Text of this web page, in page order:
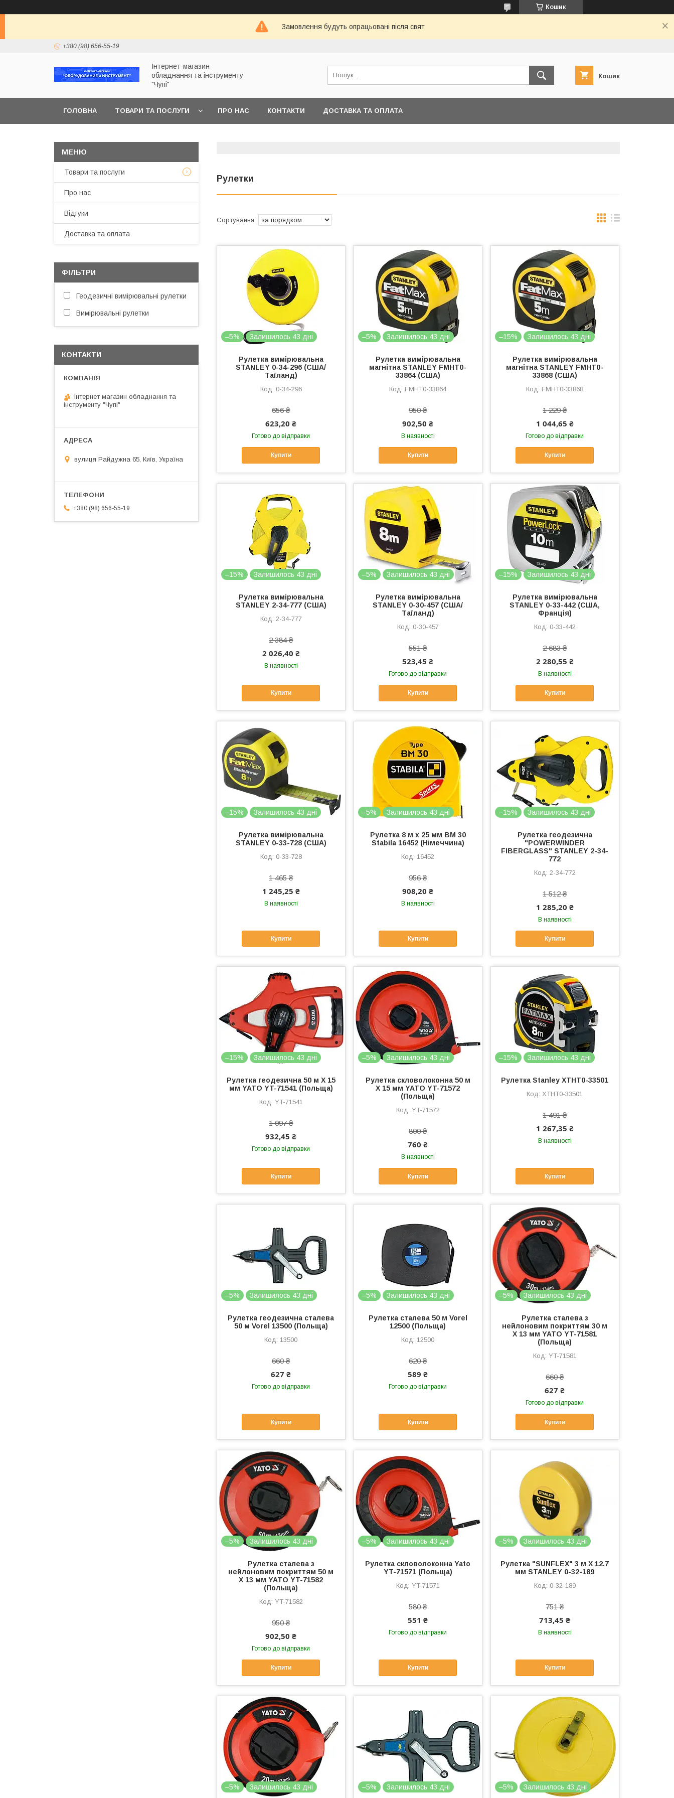
Кошик
Замовлення будуть опрацьовані після свят
+380 (98) 656-55-19
Інтернет-магазин
обладнання та інструменту
"Чупі"
Кошик
ГОЛОВНА ТОВАРИ ТА ПОСЛУГИ ПРО НАС КОНТАКТИ ДОСТАВКА ТА ОПЛАТА
Рулетки
–5% Залишилось 43 дні
Рулетка вимірювальна
STANLEY 0-34-296 (США/
Таїланд)
0-34-296
656 ₴
623,20 ₴
Готово до відправки
Купити
–5% Залишилось 43 дні
Рулетка вимірювальна
магнітна STANLEY FMHT0-
33864 (США)
FMHT0-33864
950 ₴
902,50 ₴
В наявності
Купити
–15% Залишилось 43 дні
Рулетка вимірювальна
магнітна STANLEY FMHT0-
33868 (США)
FMHT0-33868
1 229 ₴
1 044,65 ₴
Готово до відправки
Купити
–15% Залишилось 43 дні
Рулетка вимірювальна
STANLEY 2-34-777 (США)
2-34-777
2 384 ₴
2 026,40 ₴
В наявності
Купити
–5% Залишилось 43 дні
Рулетка вимірювальна
STANLEY 0-30-457 (США/
Таїланд)
0-30-457
551 ₴
523,45 ₴
Готово до відправки
Купити
–15% Залишилось 43 дні
Рулетка вимірювальна
STANLEY 0-33-442 (США,
Франція)
0-33-442
2 683 ₴
2 280,55 ₴
В наявності
Купити
–15% Залишилось 43 дні
Рулетка вимірювальна
STANLEY 0-33-728 (США)
0-33-728
1 465 ₴
1 245,25 ₴
В наявності
Купити
–5% Залишилось 43 дні
Рулетка 8 м х 25 мм BM 30
Stabila 16452 (Німеччина)
16452
956 ₴
908,20 ₴
В наявності
Купити
–15% Залишилось 43 дні
Рулетка геодезична
"POWERWINDER
FIBERGLASS" STANLEY 2-34-
772
2-34-772
1 512 ₴
1 285,20 ₴
В наявності
Купити
–15% Залишилось 43 дні
Рулетка геодезична 50 м Х 15
мм YATO YT-71541 (Польща)
YT-71541
1 097 ₴
932,45 ₴
Готово до відправки
Купити
–5% Залишилось 43 дні
Рулетка скловолоконна 50 м
Х 15 мм YATO YT-71572
(Польща)
YT-71572
800 ₴
760 ₴
В наявності
Купити
–15% Залишилось 43 дні
Рулетка Stanley XTHT0-33501
XTHT0-33501
1 491 ₴
1 267,35 ₴
В наявності
Купити
–5% Залишилось 43 дні
Рулетка геодезична сталева
50 м Vorel 13500 (Польща)
13500
660 ₴
627 ₴
Готово до відправки
Купити
–5% Залишилось 43 дні
Рулетка сталева 50 м Vorel
12500 (Польща)
12500
620 ₴
589 ₴
Готово до відправки
Купити
–5% Залишилось 43 дні
Рулетка сталева з
нейлоновим покриттям 30 м
Х 13 мм YATO YT-71581
(Польща)
YT-71581
660 ₴
627 ₴
Готово до відправки
Купити
–5% Залишилось 43 дні
Рулетка сталева з
нейлоновим покриттям 50 м
Х 13 мм YATO YT-71582
(Польща)
YT-71582
950 ₴
902,50 ₴
Готово до відправки
Купити
–5% Залишилось 43 дні
Рулетка скловолоконна Yato
YT-71571 (Польща)
YT-71571
580 ₴
551 ₴
Готово до відправки
Купити
–5% Залишилось 43 дні
Рулетка "SUNFLEX" 3 м Х 12.7
мм STANLEY 0-32-189
0-32-189
751 ₴
713,45 ₴
В наявності
Купити
–5% Залишилось 43 дні –5% Залишилось 43 дні –5% Залишилось 43 дні
Товари та послуги
Про нас
Відгуки
Доставка та оплата
ФІЛЬТРИ
Геодезичні вимірювальні рулетки
Вимірювальні рулетки
КОНТАКТИ
Інтернет магазин обладнання та
інструменту "Чупі"
вулиця Райдужна 65, Київ, Україна
+380 (98) 656-55-19